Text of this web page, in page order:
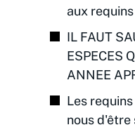
aux
IL FAUT
ESPECES
ANNEE
Les
nous